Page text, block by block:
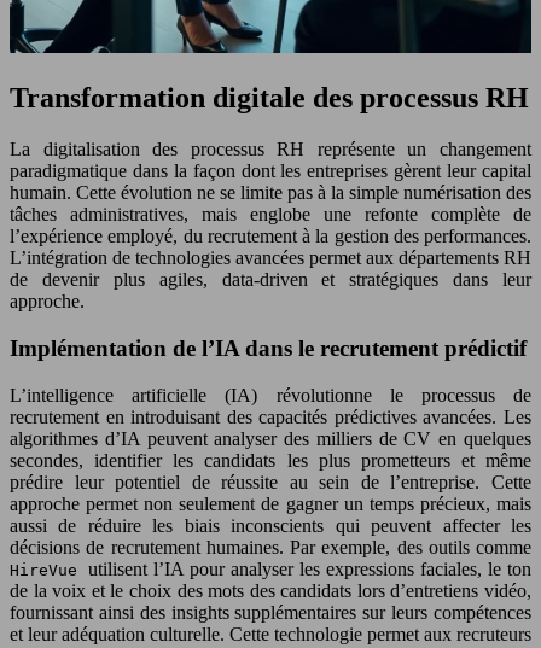
Transformation digitale des processus RH
La digitalisation des processus RH représente un changement
paradigmatique dans la façon dont les entreprises gèrent leur capital
humain. Cette évolution ne se limite pas à la simple numérisation des
tâches administratives, mais englobe une refonte complète de
l’expérience employé, du recrutement à la gestion des performances.
L’intégration de technologies avancées permet aux départements RH
de devenir plus agiles, data-driven et stratégiques dans leur
approche.
Implémentation de l’IA dans le recrutement prédictif
L’intelligence artificielle (IA) révolutionne le processus de
recrutement en introduisant des capacités prédictives avancées. Les
algorithmes d’IA peuvent analyser des milliers de CV en quelques
secondes, identifier les candidats les plus prometteurs et même
prédire leur potentiel de réussite au sein de l’entreprise. Cette
approche permet non seulement de gagner un temps précieux, mais
aussi de réduire les biais inconscients qui peuvent affecter les
décisions de recrutement humaines. Par exemple, des outils comme
HireVue utilisent l’IA pour analyser les expressions faciales, le ton
de la voix et le choix des mots des candidats lors d’entretiens vidéo,
fournissant ainsi des insights supplémentaires sur leurs compétences
et leur adéquation culturelle. Cette technologie permet aux recruteurs